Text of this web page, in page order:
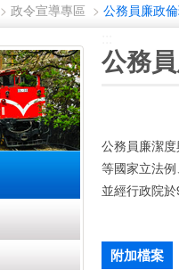
> 政令宣導專區 > 公務員廉政
公務
公務員廉潔
等國家立法
並經行政院
附加檔案